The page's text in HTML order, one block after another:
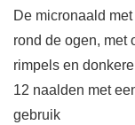
De micronaald
rond de ogen, met
rimpels en
12 naalden met
gebruik